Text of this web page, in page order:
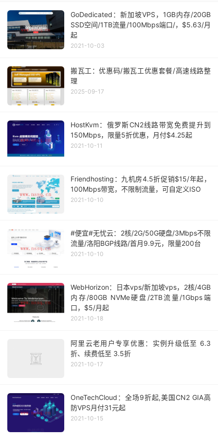
GoDedicated：新加坡VPS，1GB内存/20GB
SSD空间/1TB流量/100Mbps端口/，$5.63/月
起
2021-10-03
搬瓦工：优惠码/搬瓦工优惠套餐/高速线路整
理
2025-09-17
HostKvm：俄罗斯CN2线路带宽免费提升到
150Mbps，限量5折优惠，月付$4.25起
2021-10-11
Friendhosting：九机房4.5折促销$15/年起，
100Mbps带宽，不限制流量，可自定义ISO
2021-10-10
#便宜#无忧云：2核/2G/50G硬盘/3Mbps不限
流量/洛阳BGP线路/首月9.9元，限量200台
2021-10-10
WebHorizon：日本vps/新加坡vps，2核/4GB
内存/80GB NVMe硬盘/2TB流量/1Gbps端
口，$5/月起
2021-10-18
阿里云老用户专享优惠：实例升级低至 6.3
折、续费低至 3.5折
2021-10-17
OneTechCloud：全场9折起,美国CN2 GIA高
防VPS月付31元起
2021-10-15